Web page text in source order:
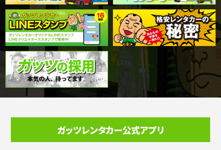
ガッツレンタカー公式アプリ